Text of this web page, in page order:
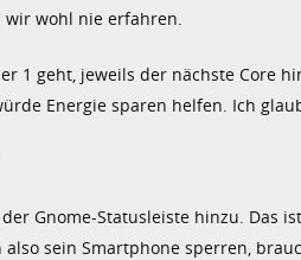
wir wohl nie erfahren.
1 geht, jeweils der nächste Core
Energie sparen helfen. Ich
Gnome-Statusleiste hinzu. Das
sein Smartphone sperren,